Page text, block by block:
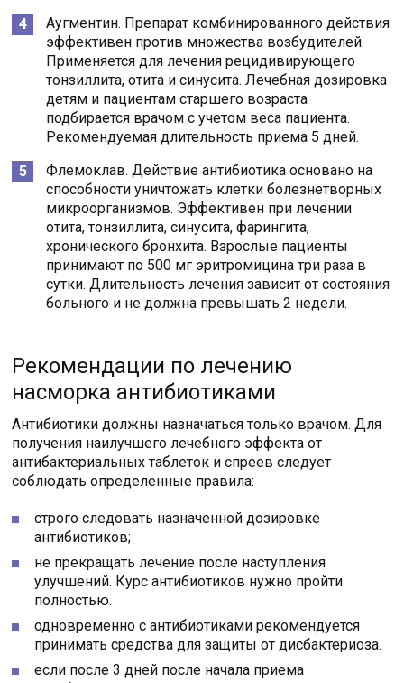
Аугментин. Препарат комбинированного действия
эффективен против множества возбудителей.
Применяется для лечения рецидивирующего
тонзиллита, отита и синусита. Лечебная дозировка
детям и пациентам старшего возраста
подбирается врачом с учетом веса пациента.
Рекомендуемая длительность приема 5 дней.
Флемоклав. Действие антибиотика основано на
способности уничтожать клетки болезнетворных
микроорганизмов. Эффективен при лечении
отита, тонзиллита, синусита, фарингита,
хронического бронхита. Взрослые пациенты
принимают по 500 мг эритромицина три раза в
сутки. Длительность лечения зависит от состояния
больного и не должна превышать 2 недели.
Рекомендации по лечению
насморка антибиотиками
Антибиотики должны назначаться только врачом. Для
получения наилучшего лечебного эффекта от
антибактериальных таблеток и спреев следует
соблюдать определенные правила:
строго следовать назначенной дозировке
антибиотиков;
не прекращать лечение после наступления
улучшений. Курс антибиотиков нужно пройти
полностью.
одновременно с антибиотиками рекомендуется
принимать средства для защиты от дисбактериоза.
если после 3 дней после начала приема